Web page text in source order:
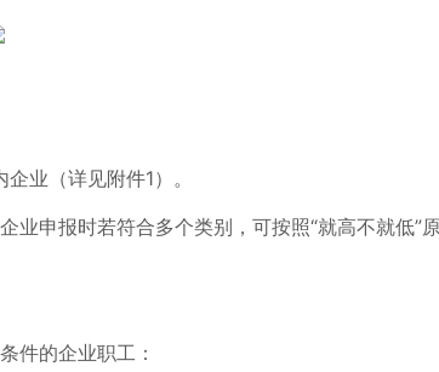
业（详见附件1）。
业申报时若符合多个类别，可按照“就高不就低”
件的企业职工：